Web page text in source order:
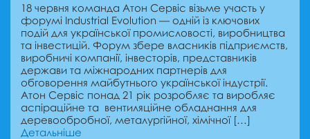
18 червня команда Атон Сервіс візьме участь у
форумі Industrial Evolution — одній із ключових
подій для української промисловості, виробництва
та інвестицій. Форум збере власників підприємств,
виробничі компанії, інвесторів, представників
держави та міжнародних партнерів для
обговорення майбутнього української індустрії.
Атон Сервіс понад 21 рік розробляє та виробляє
аспіраційне та вентиляційне обладнання для
деревообробної, металургійної, хімічної […]
Детальніше